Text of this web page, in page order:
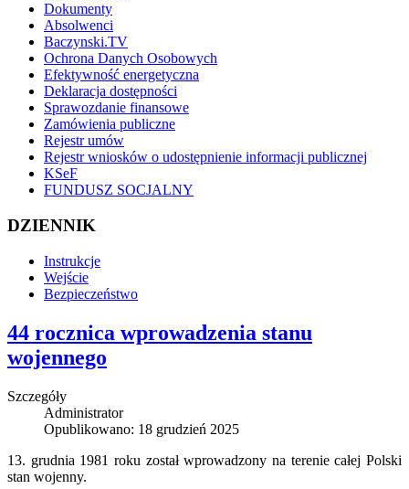
Dokumenty
Absolwenci
Baczynski.TV
Ochrona Danych Osobowych
Efektywność energetyczna
Deklaracja dostępności
Sprawozdanie finansowe
Zamówienia publiczne
Rejestr umów
Rejestr wniosków o udostępnienie informacji publicznej
KSeF
FUNDUSZ SOCJALNY
DZIENNIK
Instrukcje
Wejście
Bezpieczeństwo
44 rocznica wprowadzenia stanu
wojennego
Szczegóły
Administrator
Opublikowano: 18 grudzień 2025
13. grudnia 1981 roku został wprowadzony na terenie całej Polski
stan wojenny.